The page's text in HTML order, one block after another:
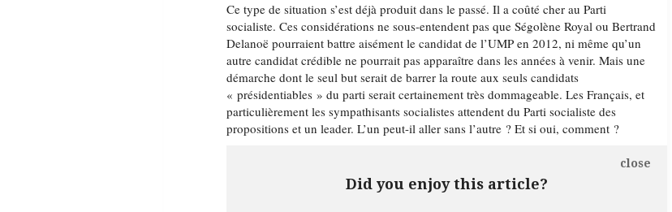
Ce type de situation s’est déjà produit dans le passé. Il a coûté cher au Parti
socialiste. Ces considérations ne sous-entendent pas que Ségolène Royal ou Bertrand
Delanoë pourraient battre aisément le candidat de l’UMP en 2012, ni même qu’un
autre candidat crédible ne pourrait pas apparaître dans les années à venir. Mais une
démarche dont le seul but serait de barrer la route aux seuls candidats
« présidentiables » du parti serait certainement très dommageable. Les Français, et
particulièrement les sympathisants socialistes attendent du Parti socialiste des
propositions et un leader. L’un peut-il aller sans l’autre ? Et si oui, comment ?
Did you enjoy this article?
close